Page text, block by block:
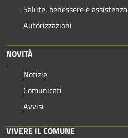
Salute, benessere e assistenza
Autorizzazioni
NOVITÀ
Notizie
Comunicati
Avvisi
VIVERE IL COMUNE